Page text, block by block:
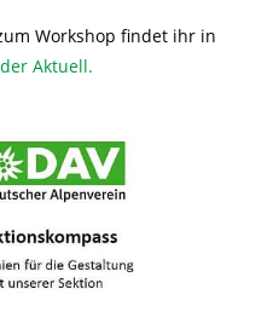
Workshop findet ihr in
Aktuell.